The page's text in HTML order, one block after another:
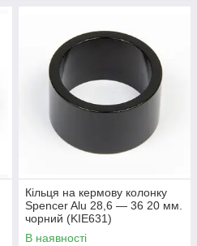
Кільця на кермову колонку
Spencer Alu 28,6 — 36 20 мм.
чорний (KIE631)
В наявності